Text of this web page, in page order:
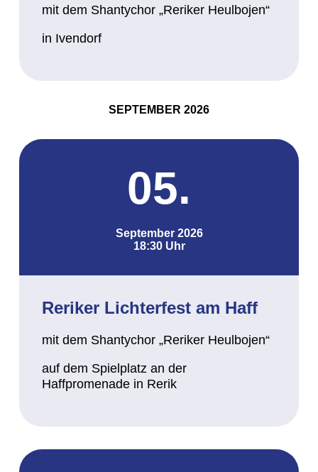
mit dem Shantychor „Reriker Heulbojen“
in Ivendorf
SEPTEMBER 2026
05.
September 2026
18:30 Uhr
Reriker Lichterfest am Haff
mit dem Shantychor „Reriker Heulbojen“
auf dem Spielplatz an der
Haffpromenade in Rerik